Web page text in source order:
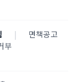
|
면책공고
부